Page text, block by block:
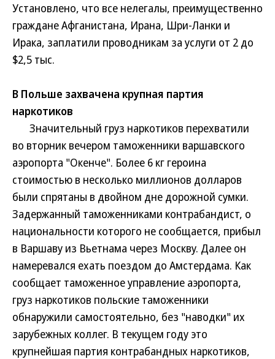
Установлено, что все нелегалы, преимущественно
граждане Афганистана, Ирана, Шри-Ланки и
Ирака, заплатили проводникам за услуги от 2 до
$2,5 тыс.
В Польше захвачена крупная партия
наркотиков
Значительный груз наркотиков перехватили
во вторник вечером таможенники варшавского
аэропорта "Окенче". Более 6 кг героина
стоимостью в несколько миллионов долларов
были спрятаны в двойном дне дорожной сумки.
Задержанный таможенниками контрабандист, о
национальности которого не сообщается, прибыл
в Варшаву из Вьетнама через Москву. Далее он
намеревался ехать поездом до Амстердама. Как
сообщает таможенное управление аэропорта,
груз наркотиков польские таможенники
обнаружили самостоятельно, без "наводки" их
зарубежных коллег. В текущем году это
крупнейшая партия контрабандных наркотиков,